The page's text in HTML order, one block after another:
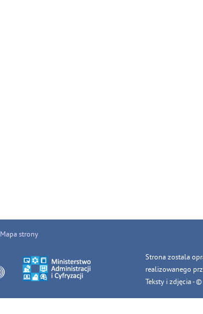
Mapa strony
Strona zostala
realizowanego
Teksty i zdjęcia -